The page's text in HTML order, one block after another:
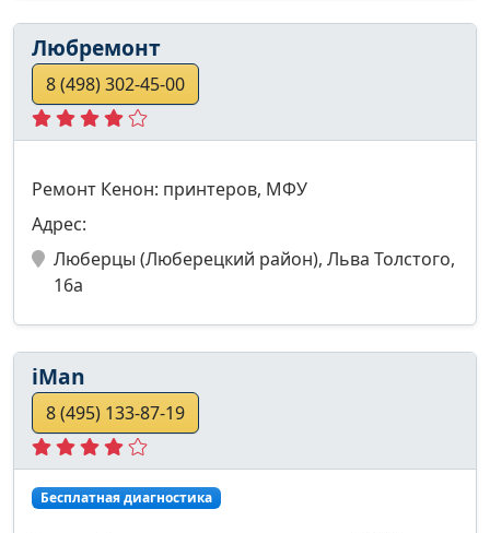
Любремонт
8 (498) 302-45-00
Ремонт Кенон: принтеров, МФУ
Адрес:
Люберцы (Люберецкий район), Льва Толстого,
16а
iMan
8 (495) 133-87-19
Бесплатная диагностика